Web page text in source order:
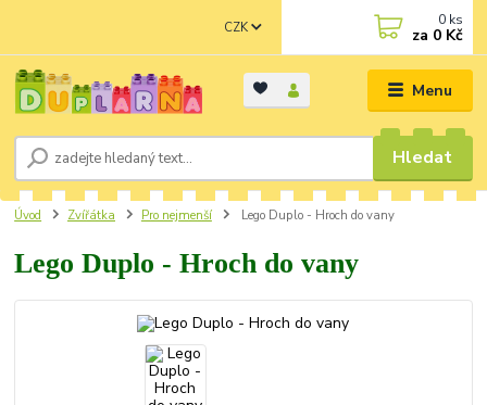
Menu
CZK
Hledat
0 ks
za 0 Kč
Úvod Zvířátka Pro nejmenší Lego Duplo - Hroch do vany
Lego Duplo - Hroch do vany